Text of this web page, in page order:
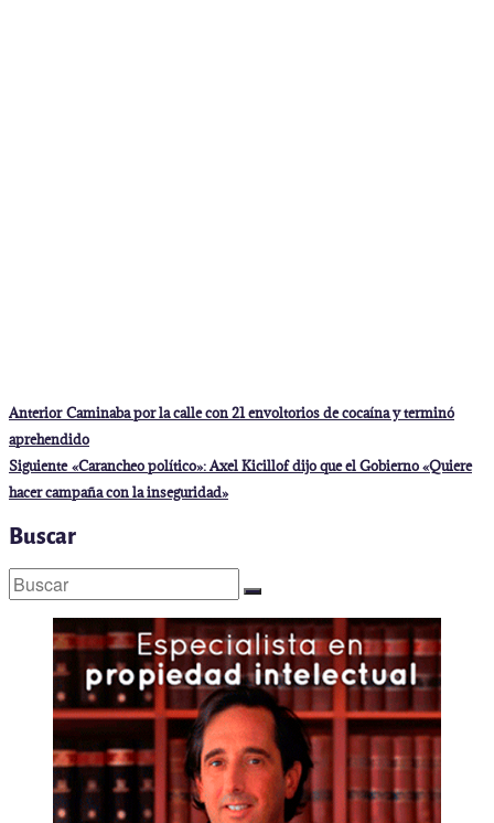
Navegación
de
entradas
Anterior Entrada
Caminaba por la calle con 21 envoltorios de cocaína y terminó
aprehendido
Siguiente
Entrada
«Carancheo político»: Axel Kicillof dijo que el Gobierno «Quiere
hacer campaña con la inseguridad»
Buscar
Buscar